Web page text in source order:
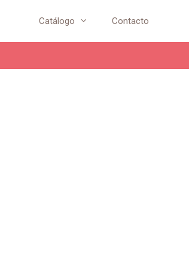
Catálogo Contacto